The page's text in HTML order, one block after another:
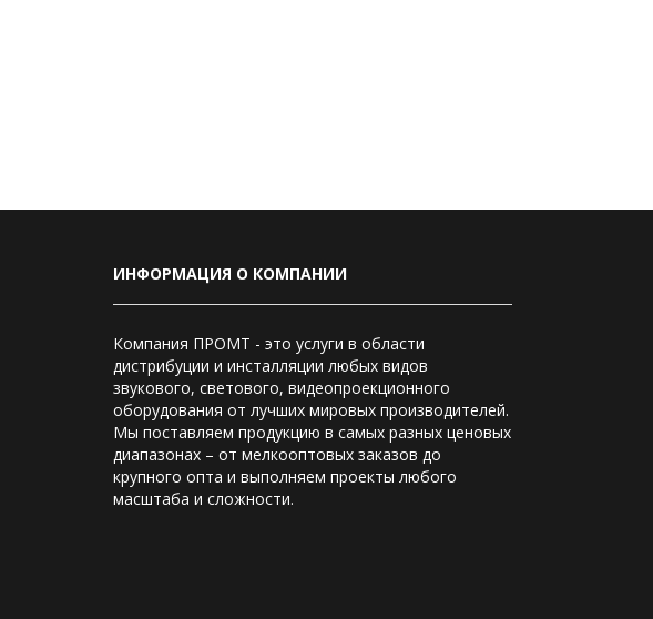
ИНФОРМАЦИЯ О КОМПАНИИ
Компания ПРОМТ - это услуги в области
дистрибуции и инсталляции любых видов
звукового, светового, видеопроекционного
оборудования от лучших мировых производителей.
Мы поставляем продукцию в самых разных ценовых
диапазонах – от мелкооптовых заказов до
крупного опта и выполняем проекты любого
масштаба и сложности.